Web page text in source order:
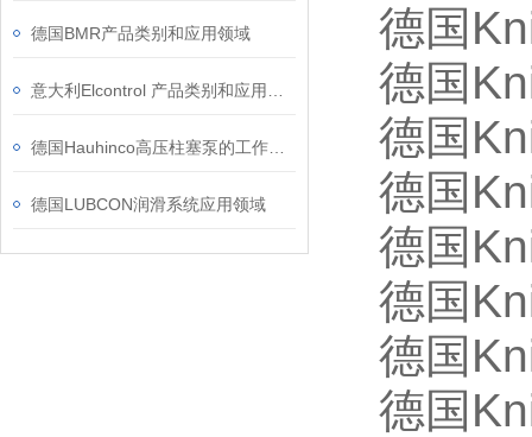
德国BMR产品类别和应用领域
德国LUBCON润滑系统应用领域
德国
德国
德国
德国
德国
德国
德国
德国